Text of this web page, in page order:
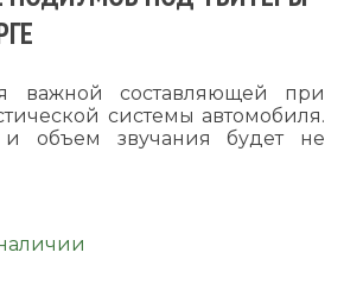
важной составляющей при
системы автомобиля.
объем звучания будет не